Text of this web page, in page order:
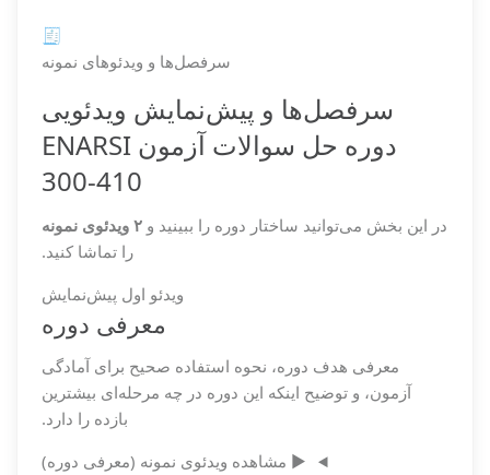
🧾
سرفصل‌ها و ویدئوهای نمونه
سرفصل‌ها و پیش‌نمایش ویدئویی
دوره حل سوالات آزمون ENARSI
300-410
در این بخش می‌توانید ساختار دوره را ببینید و۲ ویدئوی نمونه
را تماشا کنید.
ویدئو اول پیش‌نمایش
معرفی دوره
معرفی هدف دوره، نحوه استفاده صحیح برای آمادگی
آزمون، و توضیح اینکه این دوره در چه مرحله‌ای بیشترین
بازده را دارد.
▶️ مشاهده ویدئوی نمونه (معرفی دوره)